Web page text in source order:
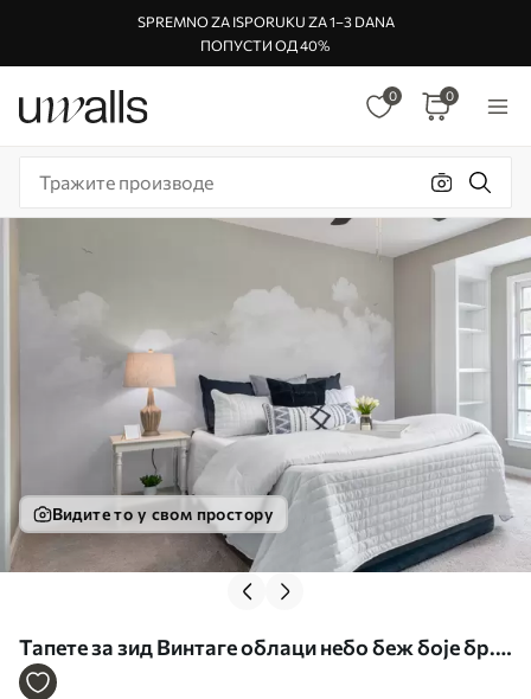
SPREMNO ZA ISPORUKU ZA 1–3 DANA
ПОПУСТИ ОД 40%
0 0
Видите то у свом простору
Тапете за зид Винтаге облаци небо беж боје бр.
u96783